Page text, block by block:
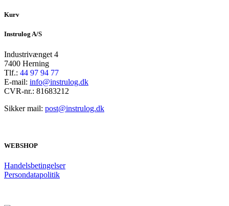
Kurv
Instrulog A/S
Industrivænget 4
7400 Herning
Tlf.: 44 97 94 77
E-mail: info@instrulog.dk
CVR-nr.: 81683212
Sikker mail: post@instrulog.dk
WEBSHOP
Handelsbetingelser
Persondatapolitik